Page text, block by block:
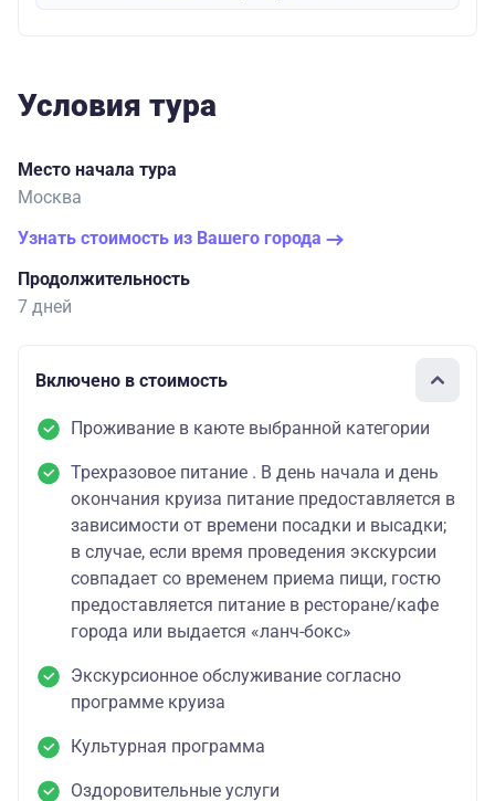
Условия тура
Место начала тура
Москва
Узнать стоимость из Вашего города
Продолжительность
7 дней
Включено в стоимость
Проживание в каюте выбранной категории
Трехразовое питание . В день начала и день
окончания круиза питание предоставляется в
зависимости от времени посадки и высадки;
в случае, если время проведения экскурсии
совпадает со временем приема пищи, гостю
предоставляется питание в ресторане/кафе
города или выдается «ланч-бокс»
Экскурсионное обслуживание согласно
программе круиза
Культурная программа
Оздоровительные услуги